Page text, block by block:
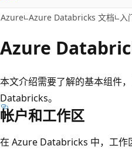
Azure Azure Databricks 文档 入
Azure
本文介绍需要了解的基本组件
Databricks。
帐户和工作区
在 Azure Databricks 中，工